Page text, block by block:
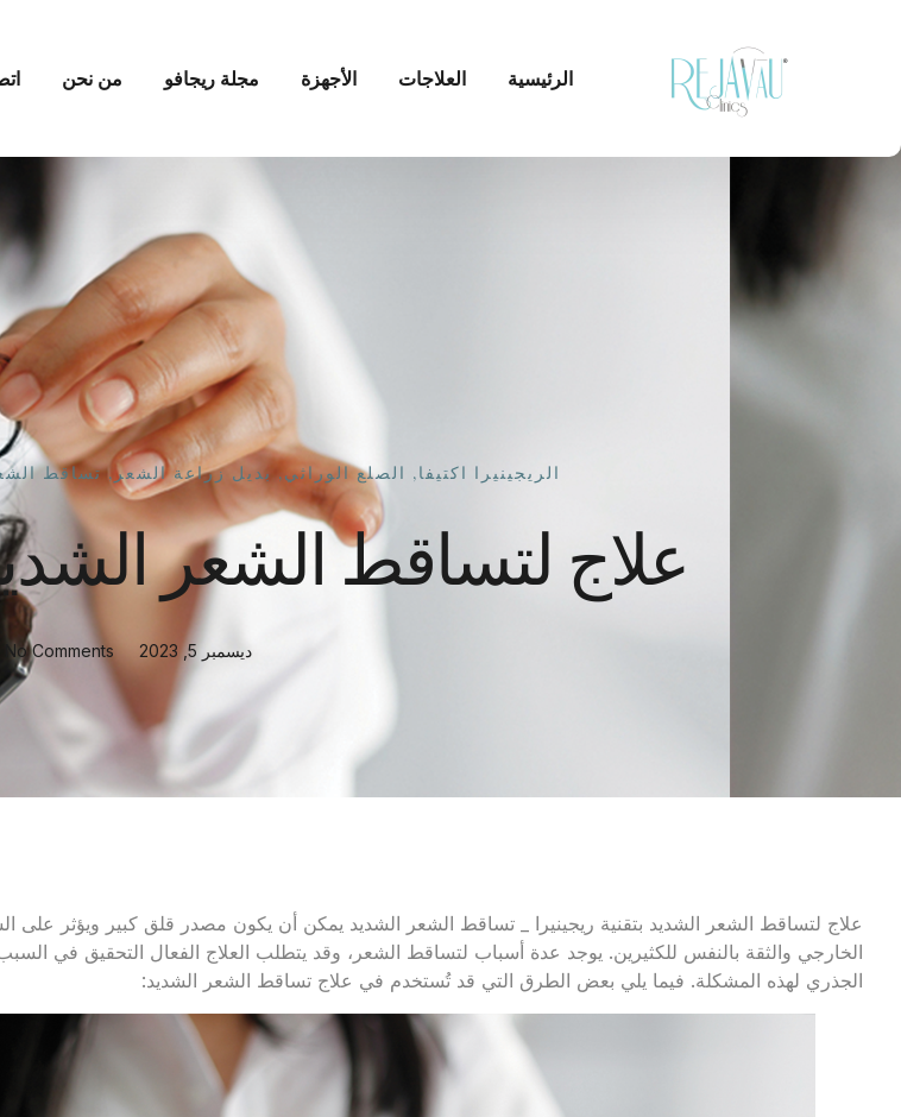
الرئيسية العلاجات الأجهزة مجلة ريجافو من نحن
الريجينيرا اكتيفا, الصلع الوراثي, بديل زراعة الشعر ,تساقط
علاج لتساقط الشعر الشديد
ديسمبر 5, 2023 No Comments
علاج لتساقط الشعر الشديد بتقنية ريجينيرا _ تساقط الشعر الشديد يمكن أن يكون مصدر قلق كبير ويؤثر على
الخارجي والثقة بالنفس للكثيرين. يوجد عدة أسباب لتساقط الشعر، وقد يتطلب العلاج الفعال التحقيق في
الجذري لهذه المشكلة. فيما يلي بعض الطرق التي قد تُستخدم في علاج تساقط الشعر الشديد: